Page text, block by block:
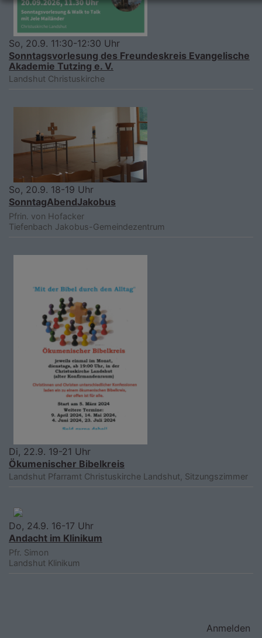
So, 20.9. 11:30-12:30 Uhr
Sonntagsvorlesung des Freundeskreis Evangelische
Akademie Tutzing e. V.
Landshut Christuskirche
So, 20.9. 18-19 Uhr
SonntagAbendJakobus
Pfrin. von Hofacker
Tiefenbach Jakobus-Gemeindezentrum
Di, 22.9. 19-21 Uhr
Ökumenischer Bibelkreis
Landshut Pfarramt Christuskirche Landshut, Sitzungszimmer
Do, 24.9. 16-17 Uhr
Andacht im Klinikum
Pfr. Simon
Landshut Klinikum
Anmelden